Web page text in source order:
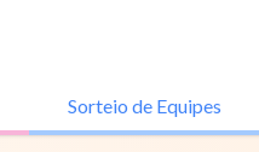
Sorteio deEquipes